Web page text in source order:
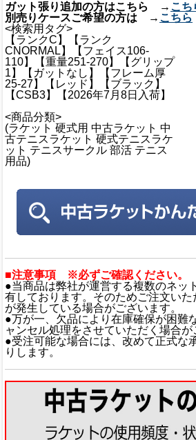
ガット張り追加の方はこちら → こち
別売りケースご希望の方は → こちら
<検索用タグ>
【ランクC】【ランク
CNORMAL】【フェイス106-
110】【重量251-270】【グリップ
1】【ガットなし】【フレーム厚
25-27】【レッド】【ブラック】
【CSB3】【2026年7月8日入荷】
<商品分類>
(ラケット 硬式用 中古ラケット 中
古テニスラケット 硬式テニスラケ
ット テニスサークル 部活 テニス
用品)
■注意事項 ※必ずご確認ください。
●当商品は弊社が運営する複数のネッ
有しております。そのためご注文い
が発生している場合がございます。
●万が一、欠品により在庫確保が困難
ャンセル処理をさせていただく場合が
●受注可能な場合には、改めて正式な
りします。